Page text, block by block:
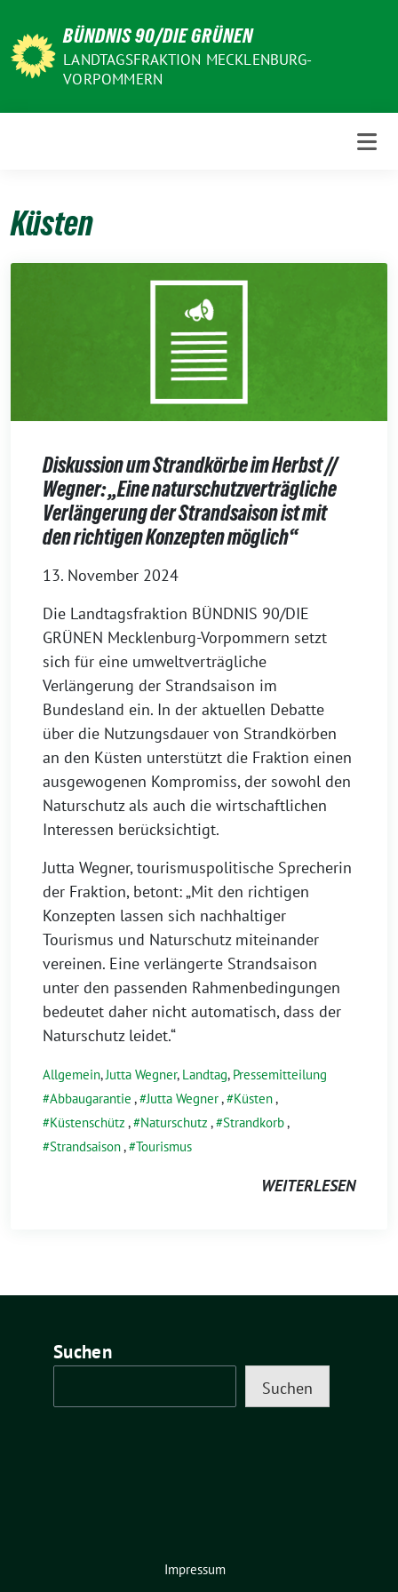
zum
Inhalt
BÜNDNIS 90/DIE GRÜNEN
LANDTAGSFRAKTION MECKLENBURG-
VORPOMMERN
Küsten
Diskussion um Strandkörbe im Herbst //
Wegner: „Eine naturschutzverträgliche
Verlängerung der Strandsaison ist mit
den richtigen Konzepten möglich“
13. November 2024
Die Landtagsfraktion BÜNDNIS 90/DIE
GRÜNEN Mecklenburg-Vorpommern setzt
sich für eine umweltverträgliche
Verlängerung der Strandsaison im
Bundesland ein. In der aktuellen Debatte
über die Nutzungsdauer von Strandkörben
an den Küsten unterstützt die Fraktion einen
ausgewogenen Kompromiss, der sowohl den
Naturschutz als auch die wirtschaftlichen
Interessen berücksichtigt.
Jutta Wegner, tourismuspolitische Sprecherin
der Fraktion, betont: „Mit den richtigen
Konzepten lassen sich nachhaltiger
Tourismus und Naturschutz miteinander
vereinen. Eine verlängerte Strandsaison
unter den passenden Rahmenbedingungen
bedeutet daher nicht automatisch, dass der
Naturschutz leidet.“
Allgemein,Jutta Wegner, Landtag, Pressemitteilung
Abbaugarantie , Jutta Wegner, Küsten,
Küstenschütz , Naturschutz , Strandkorb,
Strandsaison, Tourismus
WEITERLESEN
Suchen
Suchen
Impressum